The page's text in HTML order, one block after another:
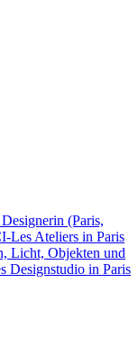
(Paris,
Les Ateliers in Paris
Licht, Objekten und
Designstudio in Paris